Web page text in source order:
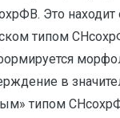
Это
типом
в
типом